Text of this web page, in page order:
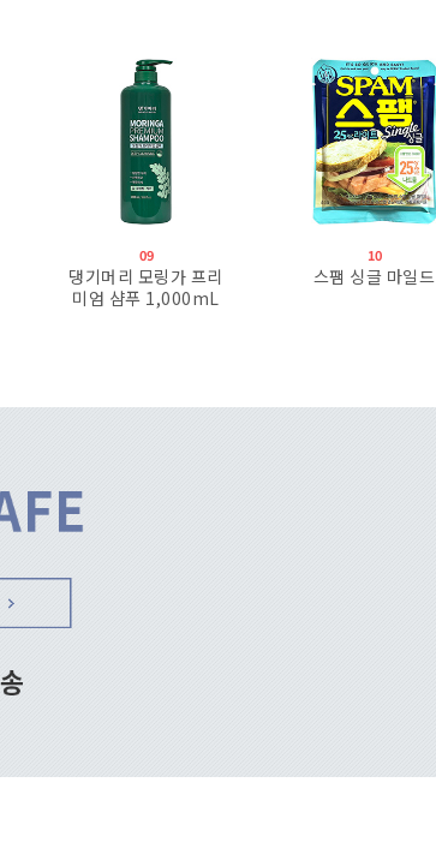
09
댕기머리 모링가 프리
미엄 샴푸 1,000mL
10
스팸 싱글 마일드